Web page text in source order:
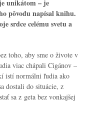
unikátom – je
pôvodu napísal knihu.
srdce celému svetu a
toho, aby sme o živote v
viac chápali Cigánov –
istí normálni ľudia ako
dostali do situácie, z
sa z geta bez vonkajšej